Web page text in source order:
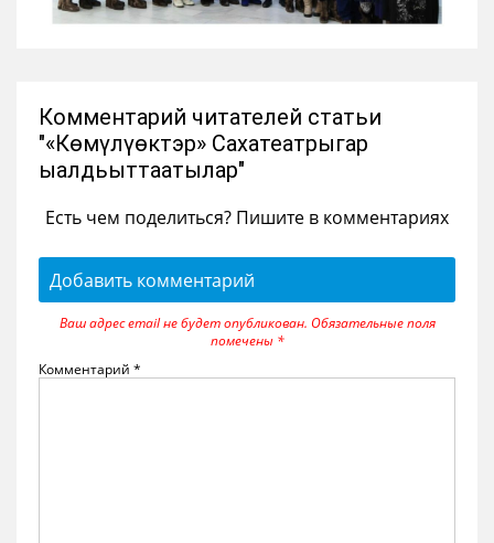
Комментарий читателей статьи
"«Көмүлүөктэр» Сахатеатрыгар
ыалдьыттаатылар"
Есть чем поделиться? Пишите в комментариях
Добавить комментарий
Ваш адрес email не будет опубликован. Обязательные поля
помечены *
Комментарий *